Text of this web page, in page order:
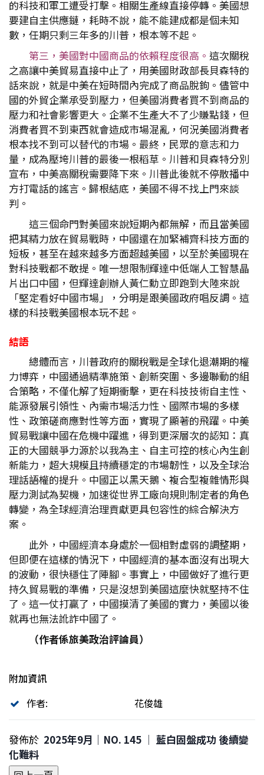
的科技和軍工遭受打擊。相關生產線直接停轉。美國想
要建自主供應鏈，耗時不說，能不能建成都是個未知
數，任期只剩三年多的川普，根本等不起。
第三，美國對中國商品的依賴程度很高。 這次關稅
之高讓中美貿易直接中止了，用美國財政部長貝森特的
話來說，就是中美在短時間內完成了商品脫鉤。儘管中
國的外貿企業承受到壓力，但美國消費者買不到商品的
壓力和社會影響更大。企業不生產大不了少賺點錢，但
消費者買不到東西就會造成市場混亂，何況美國消費者
根本找不到可以替代的市場。最終，民眾的意志和力
量，成為壓垮川普的最後一根稻草。川普和貝森特分別
宣布，中美高關稅需要降下來。川普此後就不停散播中
方打電話的謠言。歸根結底，美國不得不找上門來談
判。
這三個命門對美國來說短期內都無解，而且當美國
把其精力放在貿易戰時，中國還在加緊補齊科技方面的
短板，甚至在越來越多方面超越美國，以至於美國現在
對科技戰都不敢提。唯一想限制輝達中低端人工智慧晶
片出口中國，但輝達創辦人黃仁勳立即跑到大陸來說
「堅定看好中國市場」，分明是跟美國政府唱反調。這
樣的科技戰美國根本玩不起。
結語
總體而言，川普政府的關稅戰是全球化退潮期的權
力博弈，中國通過精準施策、創新突圍、多邊聯動的組
合策略，不僅化解了短期衝擊，更在科技技術自主性、
能源發展引領性、內需市場活力性、國際市場的多樣
性、政策磋商應對性等方面，實現了顯著的飛躍。中美
貿易戰讓中國在危機中躍進，得到更深層次的認知：真
正的大國競爭力源於以我為主、自主可控的核心內生創
新能力，超大規模且持續穩定的市場韌性，以及全球治
理話語權的提升。中國正以黑天鵝、複合型複雜情形與
壓力測試為契機，加速從世界工廠向規則制定者的角色
轉變，為全球經濟治理貢獻更具包容性的綜合解決方
案。
此外，中國經濟本身處於一個相對虛弱的調整期，
但即便在這樣的情況下，中國經濟的基本面沒有出現大
的波動，很快穩住了陣腳。事實上，中國做好了進行更
持久貿易戰的準備，只是沒想到美國這麼快就堅持不住
了。這一仗打贏了，中國摸清了美國的實力，美國以後
就再也無法訛詐中國了。
（作者係旅美政治評論員）
附加資訊
作者:
花俊雄
發佈於 2025年9月｜NO. 145 │ 藍白固盤成功 後續變
化難料